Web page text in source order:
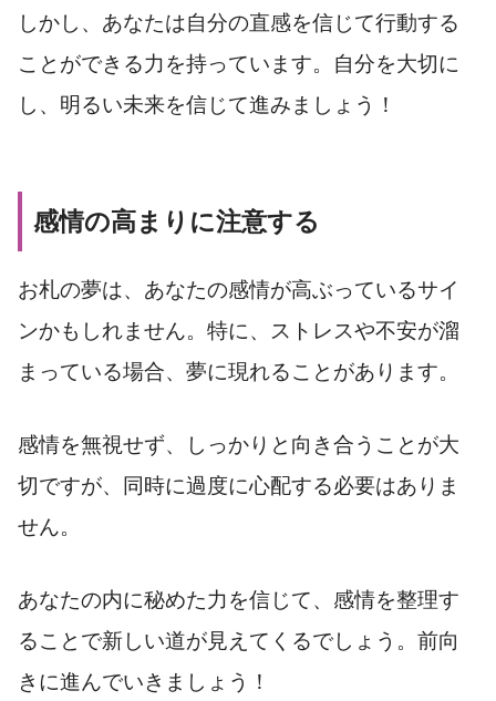
しかし、あなたは自分の直感を信じて行動する
ことができる力を持っています。自分を大切に
し、明るい未来を信じて進みましょう！
感情の高まりに注意する
お札の夢は、あなたの感情が高ぶっているサイ
ンかもしれません。特に、ストレスや不安が溜
まっている場合、夢に現れることがあります。
感情を無視せず、しっかりと向き合うことが大
切ですが、同時に過度に心配する必要はありま
せん。
あなたの内に秘めた力を信じて、感情を整理す
ることで新しい道が見えてくるでしょう。前向
きに進んでいきましょう！